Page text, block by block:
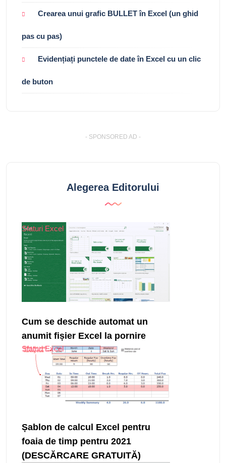
Crearea unui grafic BULLET în Excel (un ghid
pas cu pas)
Evidențiați punctele de date în Excel cu un clic
de buton
- SPONSORED AD -
Alegerea Editorului
Sfaturi Excel
Cum se deschide automat un
anumit fișier Excel la pornire
Sfaturi Excel
Șablon de calcul Excel pentru
foaia de timp pentru 2021
(DESCĂRCARE GRATUITĂ)